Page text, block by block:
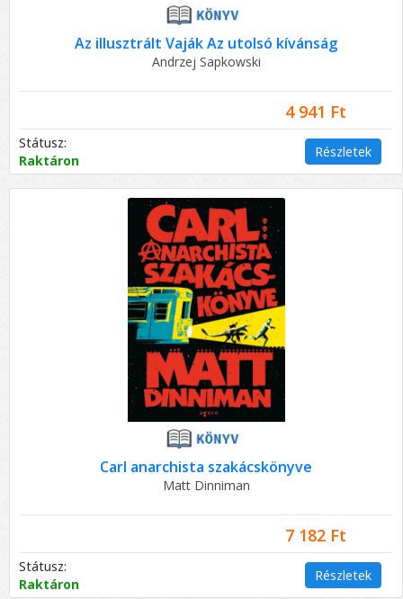
Az illusztrált Vaják Az utolsó kívánság
Andrzej Sapkowski
4 941 Ft
Státusz:
Raktáron
Részletek
Carl anarchista szakácskönyve
Matt Dinniman
7 182 Ft
Státusz:
Raktáron
Részletek